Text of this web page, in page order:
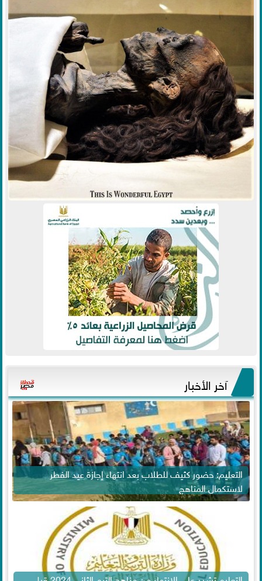
آخر الأخبار
التعليم: حضور كثيف للطلاب بعد انتهاء إجازة عيد الفطر
لاستكمال المناهج